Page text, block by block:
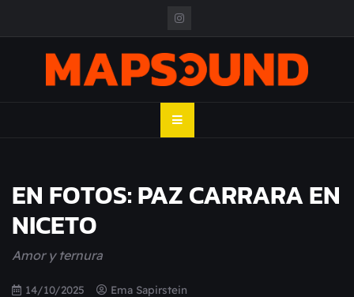
MAPSOUND
EN FOTOS: PAZ CARRARA EN
NICETO
Amor y ternura
14/10/2025 Ema Sapirstein